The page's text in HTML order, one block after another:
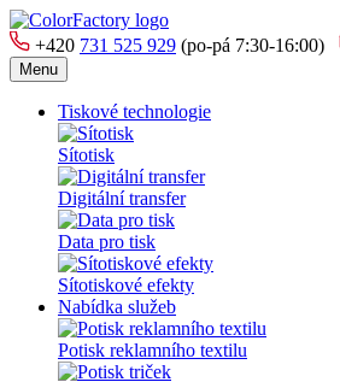
+420 731 525 929 (po-pá 7:30-16:00)
Menu
Tiskové technologie
Sítotisk
Digitální transfer
Data pro tisk
Sítotiskové efekty
Nabídka služeb
Potisk reklamního textilu